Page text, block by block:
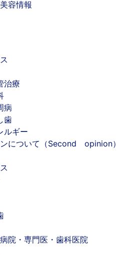
容情報
治療
病
歯
ルギー
について（Second opinion）
院・専門医・歯科医院